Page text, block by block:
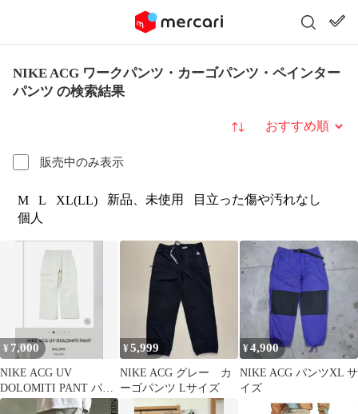
NIKE ACG ワークパンツ・カーゴパンツ・ペインター
パンツ の検索結果
販売中のみ表示
並び替え
M L XL(LL) 新品、未使用
目立った傷や汚れなし
個人
¥ 7,000
NIKE ACG UV
DOLOMITI PANT パン
ツ
¥5,999
NIKE ACG グレー カ
ーゴパンツ Lサイズ
¥4,900
NIKE ACG パンツXL サ
イズ